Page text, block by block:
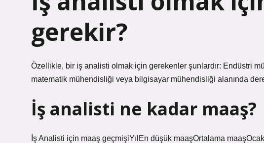
gerekir?
Özellikle, bir iş analisti olmak için gerekenler şunlardır: Endüstri
matematik mühendisliği veya bilgisayar mühendisliği alanında
İş analisti ne kadar maaş?
İş Analisti için maaş geçmişiYılEn düşük maaşOrtalama